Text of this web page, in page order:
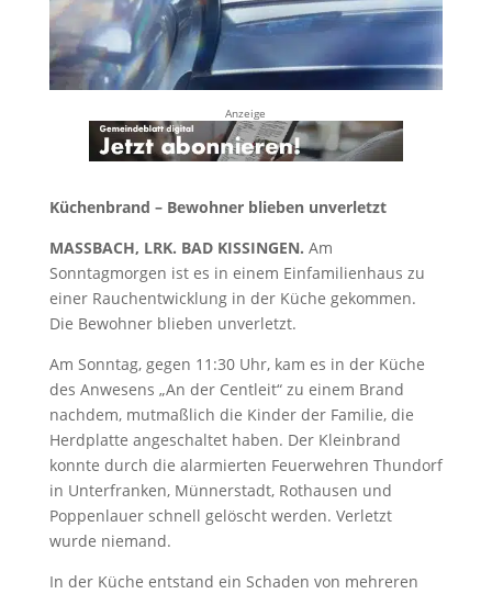
Anzeige
Küchenbrand – Bewohner blieben unverletzt
MASSBACH, LRK. BAD KISSINGEN. Am
Sonntagmorgen ist es in einem Einfamilienhaus zu
einer Rauchentwicklung in der Küche gekommen.
Die Bewohner blieben unverletzt.
Am Sonntag, gegen 11:30 Uhr, kam es in der Küche
des Anwesens „An der Centleit“ zu einem Brand
nachdem, mutmaßlich die Kinder der Familie, die
Herdplatte angeschaltet haben. Der Kleinbrand
konnte durch die alarmierten Feuerwehren Thundorf
in Unterfranken, Münnerstadt, Rothausen und
Poppenlauer schnell gelöscht werden. Verletzt
wurde niemand.
In der Küche entstand ein Schaden von mehreren